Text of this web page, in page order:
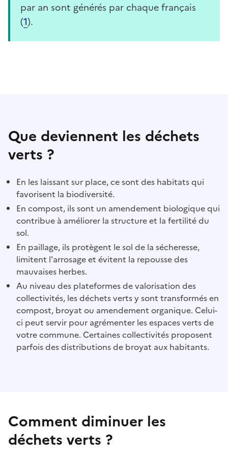
par an sont générés par chaque français
(1).
Que deviennent les déchets
verts ?
En les laissant sur place, ce sont des habitats qui
favorisent la biodiversité.
En compost, ils sont un amendement biologique qui
contribue à améliorer la structure et la fertilité du
sol.
En paillage, ils protègent le sol de la sécheresse,
limitent l'arrosage et évitent la repousse des
mauvaises herbes.
Au niveau des plateformes de valorisation des
collectivités, les déchets verts y sont transformés en
compost, broyat ou amendement organique. Celui-
ci peut servir pour agrémenter les espaces verts de
votre commune. Certaines collectivités proposent
parfois des distributions de broyat aux habitants.
Comment diminuer les
déchets verts ?